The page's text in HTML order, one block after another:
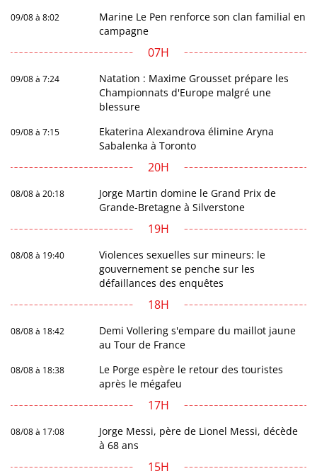
09/08 à 8:02
Marine Le Pen renforce son clan familial en
campagne
07H
09/08 à 7:24
Natation : Maxime Grousset prépare les
Championnats d'Europe malgré une
blessure
09/08 à 7:15
Ekaterina Alexandrova élimine Aryna
Sabalenka à Toronto
20H
08/08 à 20:18
Jorge Martin domine le Grand Prix de
Grande-Bretagne à Silverstone
19H
08/08 à 19:40
Violences sexuelles sur mineurs: le
gouvernement se penche sur les
défaillances des enquêtes
18H
08/08 à 18:42
Demi Vollering s'empare du maillot jaune
au Tour de France
08/08 à 18:38
Le Porge espère le retour des touristes
après le mégafeu
17H
08/08 à 17:08
Jorge Messi, père de Lionel Messi, décède
à 68 ans
15H